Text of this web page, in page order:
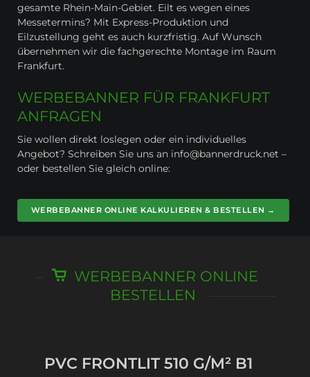
gesamte Rhein-Main-Gebiet. Eilt es wegen eines
Messetermins? Mit Express-Produktion und
Eilzustellung geht es auch kurzfristig. Auf Wunsch
übernehmen wir die fachgerechte Montage im Raum
Frankfurt.
WERBEBANNER FÜR FRANKFURT
ANFRAGEN
Sie wollen direkt loslegen oder ein individuelles
Angebot? Schreiben Sie uns an info@bannerdruck.net –
oder bestellen Sie gleich online:
WERBEBANNER ONLINE KALKULIEREN & BESTELLEN →
WERBEBANNER ONLINE
BESTELLEN
PVC FRONTLIT 510 G/M² B1